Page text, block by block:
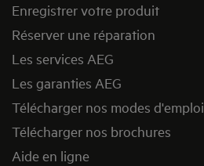
Enregistrer votre produit
Réserver une réparation
Les services AEG
Les garanties AEG
Télécharger nos modes d'emploi
Télécharger nos brochures
Aide en ligne